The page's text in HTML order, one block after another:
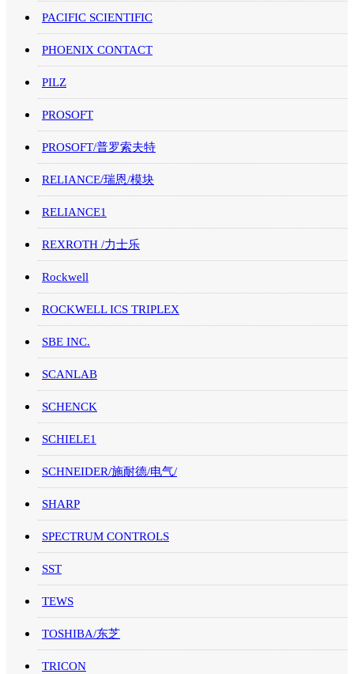
PACIFIC SCIENTIFIC
PHOENIX CONTACT
PILZ
PROSOFT
PROSOFT/普罗索夫特
RELIANCE/瑞恩/模块
RELIANCE1
REXROTH /力士乐
Rockwell
ROCKWELL ICS TRIPLEX
SBE INC.
SCANLAB
SCHENCK
SCHIELE1
SCHNEIDER/施耐德/电气/
SHARP
SPECTRUM CONTROLS
SST
TEWS
TOSHIBA/东芝
TRICON